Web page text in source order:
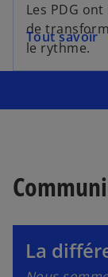
Les PDG
de
le rythme.
Tout savoir
s
’
o
v
a
s
uLa